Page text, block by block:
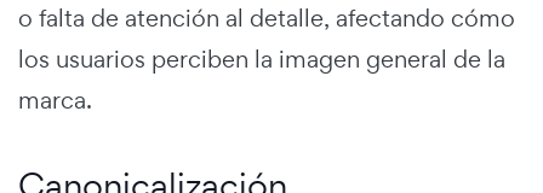
o falta de atención al detalle, afectando cómo
los usuarios perciben la imagen general de la
marca.